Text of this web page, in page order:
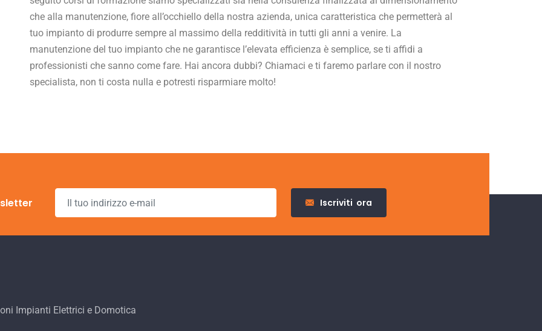
che alla manutenzione, fiore all’occhiello della nostra azienda, unica caratteristica che permetterà al
tuo impianto di produrre sempre al massimo della redditività in tutti gli anni a venire. La
manutenzione del tuo impianto che ne garantisce l’elevata efficienza è semplice, se ti affidi a
professionisti che sanno come fare. Hai ancora dubbi? Chiamaci e ti faremo parlare con il nostro
specialista, non ti costa nulla e potresti risparmiare molto!
Iscriviti ora
Impianti Elettrici e Domotica